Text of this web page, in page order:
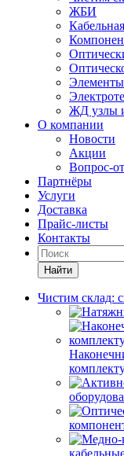
ЖБИ
ЖД узлы и
О компании
Новости
Акции
Вопрос-
Партнёры
Услуги
Доставка
Прайс-листы
Контакты
Найти
Чистим склад: